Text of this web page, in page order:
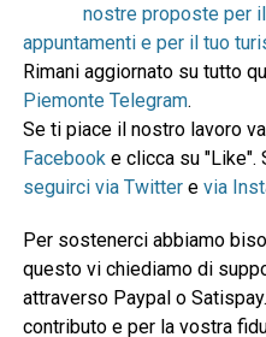
nostre proposte per
appuntamenti e per il tuo
Rimani aggiornato su tutto
Piemonte Telegram.
Se ti piace il nostro lavoro
Facebook e clicca su "Like".
seguirci via Twittere via
Per sostenerci abbiamo
questo vi chiediamo di
attraverso Paypal o
contributo e per la vostra